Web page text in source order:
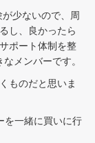
少ないので、周
し、良かったら
ポート体制を整
メンバーです。
ものだと思いま
を一緒に買いに行